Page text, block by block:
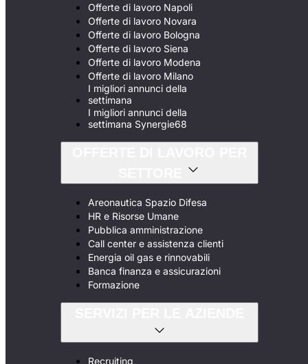
Offerte di lavoro Napoli
Offerte di lavoro Novara
Offerte di lavoro Bologna
Offerte di lavoro Siena
Offerte di lavoro Modena
Offerte di lavoro Milano
I migliori annunci della
settimana
I migliori annunci della
settimana Synergie68
Areonautica Spazio Difesa
HR e Risorse Umane
Pubblica amministrazione
Call center e assistenza clienti
Energia oil gas e rinnovabili
Banca finanza e assicurazioni
Formazione
Recruiting